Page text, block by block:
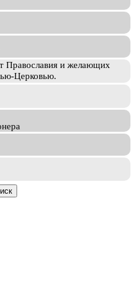
Православия и желающих
Церковью.